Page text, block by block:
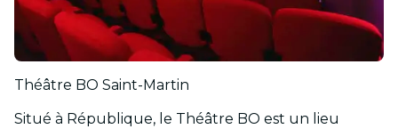
Théâtre BO Saint-Martin
Situé à République, le Théâtre BO est un lieu